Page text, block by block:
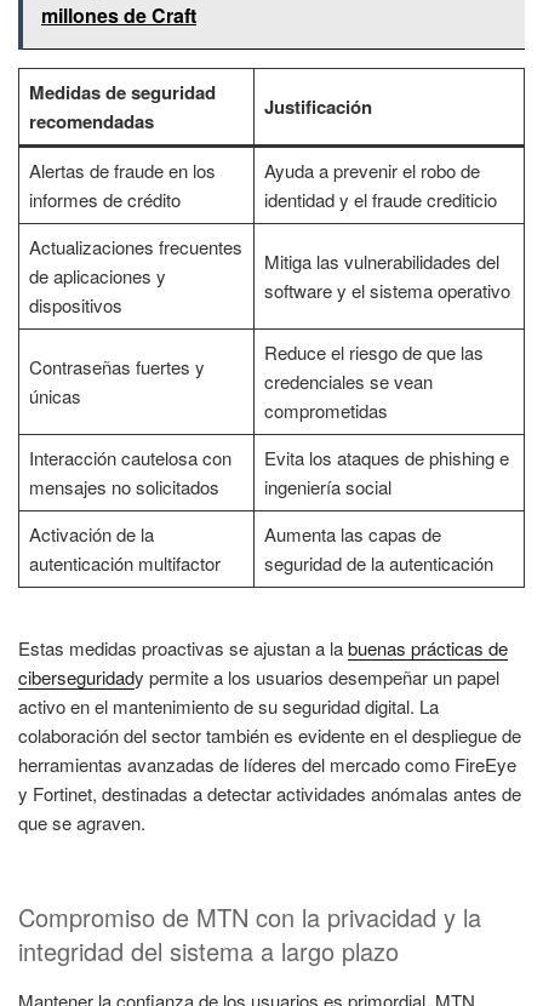
millones de Craft
Medidas de seguridad
recomendadas
Justificación
Alertas de fraude en los
informes de crédito
Ayuda a prevenir el robo de
identidad y el fraude crediticio
Actualizaciones frecuentes
de aplicaciones y
dispositivos
Mitiga las vulnerabilidades del
software y el sistema operativo
Contraseñas fuertes y
únicas
Reduce el riesgo de que las
credenciales se vean
comprometidas
Interacción cautelosa con
mensajes no solicitados
Evita los ataques de phishing e
ingeniería social
Activación de la
autenticación multifactor
Aumenta las capas de
seguridad de la autenticación
Estas medidas proactivas se ajustan a labuenas prácticas de
ciberseguridady permite a los usuarios desempeñar un papel
activo en el mantenimiento de su seguridad digital. La
colaboración del sector también es evidente en el despliegue de
herramientas avanzadas de líderes del mercado como FireEye
y Fortinet, destinadas a detectar actividades anómalas antes de
que se agraven.
Compromiso de MTN con la privacidad y la
integridad del sistema a largo plazo